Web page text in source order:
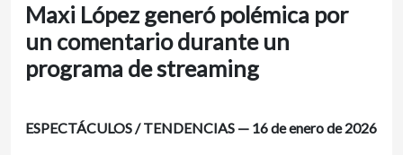
Maxi López generó polémica por
un comentario durante un
programa de streaming
ESPECTÁCULOS / TENDENCIAS — 16 de enero de 2026